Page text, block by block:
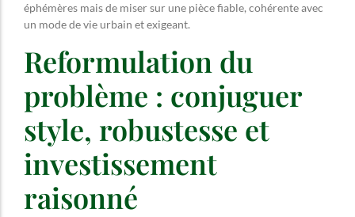
éphémères mais de miser sur une pièce fiable, cohérente avec
un mode de vie urbain et exigeant.
Reformulation du
problème : conjuguer
style, robustesse et
investissement
raisonné